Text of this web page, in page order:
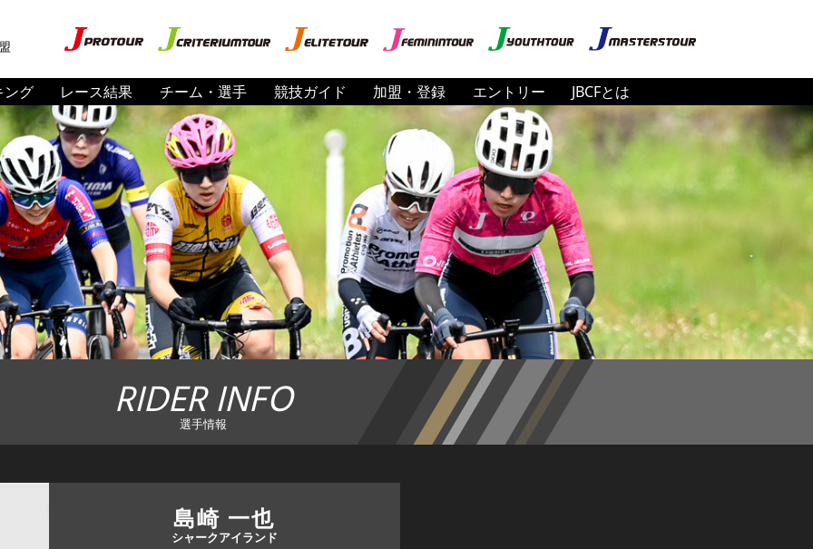
ング レース結果 チーム・選手 競技ガイド 加盟・登録 エントリー JBCFとは
RIDER INFO
選手情報
島崎 一也
シャークアイランド